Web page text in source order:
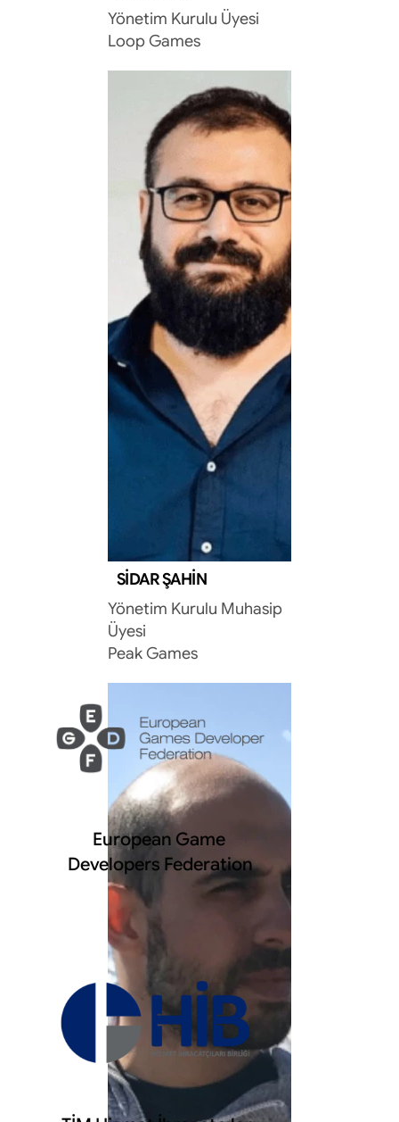
Yönetim Kurulu Üyesi
Loop Games
SIDAR ŞAHIN
Yönetim Kurulu Muhasip
Üyesi
Peak Games
PARTNERLERİMİZ
European Game
Developers Federation